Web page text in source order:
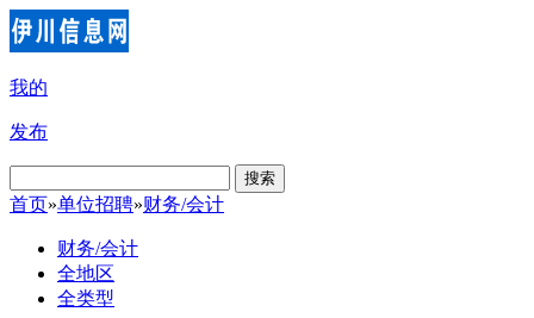
我的
发布
搜索
首页»单位招聘»财务/会计
财务/会计
全地区
全类型